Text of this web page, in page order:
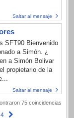
Saltar al mensaje
SFT90 Bienvenido
a Simón. ¿
a Simón Bolivar
propietario de la
Saltar al mensaje
75 coincidencias
4